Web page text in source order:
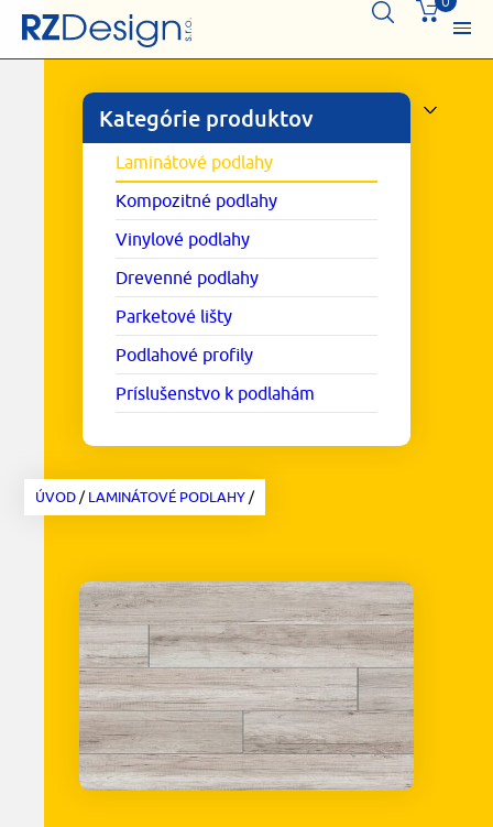
Kategórie produktov
Laminátové podlahy
Kompozitné podlahy
Vinylové podlahy
Drevenné podlahy
Parketové lišty
Podlahové profily
Príslušenstvo k podlahám
ÚVOD/LAMINÁTOVÉ PODLAHY/